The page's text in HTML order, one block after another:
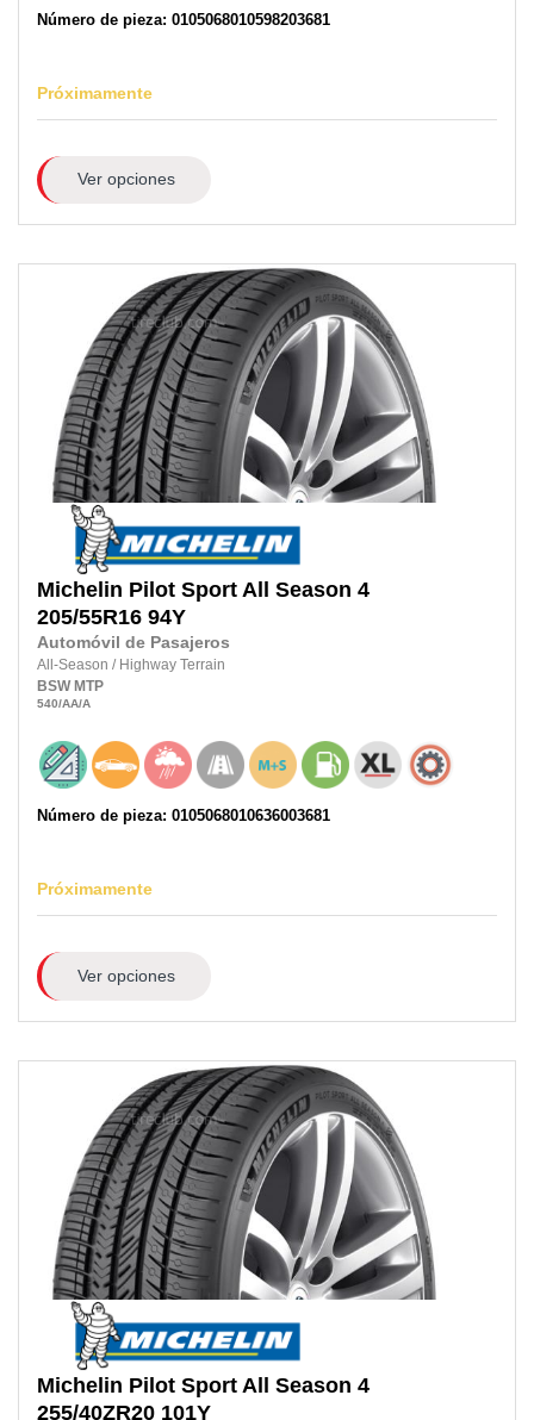
Número de pieza: 0105068010598203681
Próximamente
Ver opciones
Michelin Pilot Sport All Season 4
205/55R16 94Y
Automóvil de Pasajeros
All-Season / Highway Terrain
BSW MTP
540/AA/A
Número de pieza: 0105068010636003681
Próximamente
Ver opciones
Michelin Pilot Sport All Season 4
255/40ZR20 101Y